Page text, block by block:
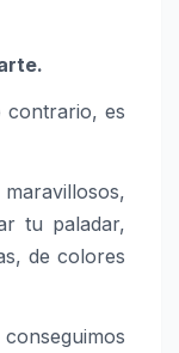
contrario, es
tu paladar,
de colores